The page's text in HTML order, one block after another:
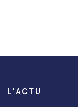
L'ACTU